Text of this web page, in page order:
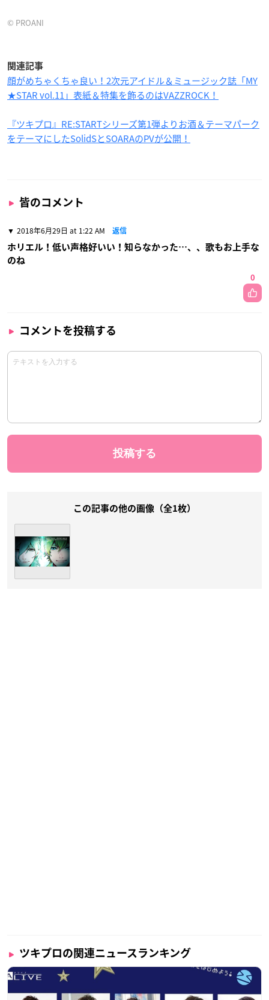
© PROANI
関連記事
顔がめちゃくちゃ良い！2次元アイドル＆ミュージック誌「MY
★STAR vol.11」表紙＆特集を飾るのはVAZZROCK！
『ツキプロ』RE:STARTシリーズ第1弾よりお酒＆テーマパーク
をテーマにしたSolidSとSOARAのPVが公開！
皆のコメント
2018年6月29日 at 1:22 AM 返信
ホリエル！低い声格好いい！知らなかった…、、歌もお上手な
のね
0
コメントを投稿する
この記事の他の画像（全1枚）
ツキプロの関連ニュースランキング